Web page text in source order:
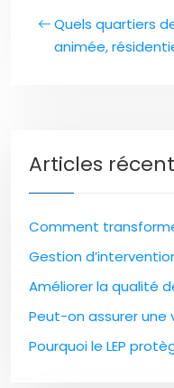
Quels quartiers
animée,
Articles
Comment
Gestion
Améliorer la qualité
Peut-on assurer une
Pourquoi le LEP